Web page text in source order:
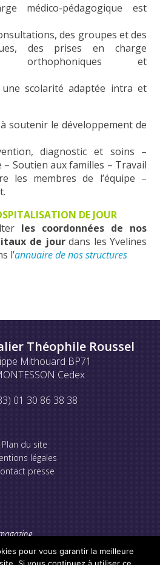
médico-pédagogique est
des groupes et des
des prises en charge
orthophoniques et
une scolarité adaptée intra et
soutenir le développement de
diagnostic et soins –
– Soutien aux familles – Travail
les membres de l’équipe –
DE JOUR
les coordonnées de nos
de jourdans les Yvelines
l’annuaire de nos structures
Théophile Roussel
Mithouard BP71
Cedex
01 30 86 38 38
Plan du site
légales
presse
pour vous garantir la meilleure